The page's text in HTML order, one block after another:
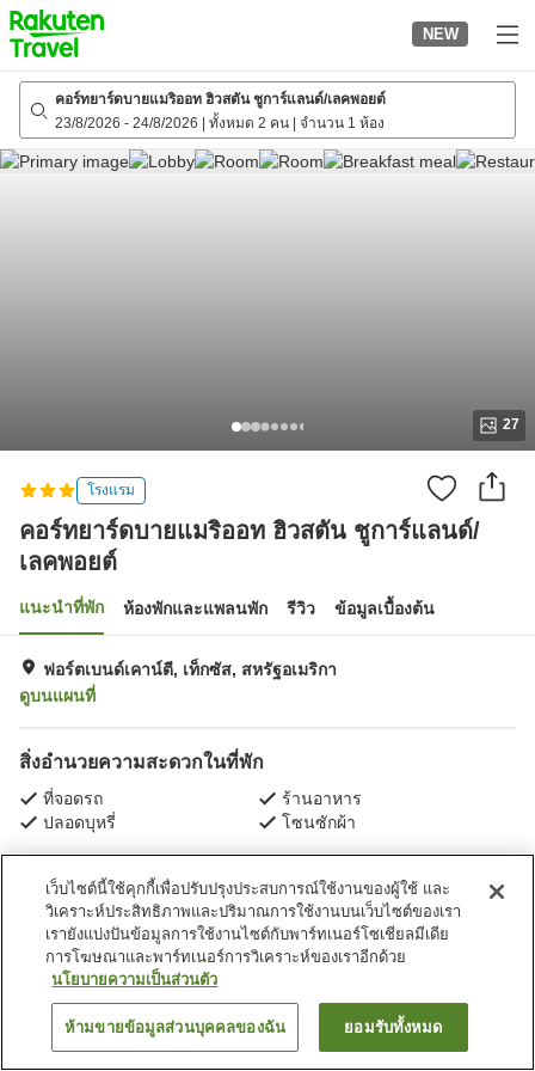
to
top
page
NEW
คอร์ทยาร์ดบายแมริออท ฮิวสตัน ชูการ์แลนด์/เลคพอยต์
23/8/2026 - 24/8/2026 ทั้งหมด 2 คน จำนวน 1 ห้อง
27
โรงแรม
คอร์ทยาร์ดบายแมริออท ฮิวสตัน ชูการ์แลนด์/
เลคพอยต์
แนะนำที่พัก ห้องพักและแพลนพัก รีวิว ข้อมูลเบื้องต้น
ฟอร์ตเบนด์เคาน์ตี, เท็กซัส, สหรัฐอเมริกา
ดูบนแผนที่
สิ่งอำนวยความสะดวกในที่พัก
ที่จอดรถ
ร้านอาหาร
ปลอดบุหรี่
โซนซักผ้า
หน้าแรก สหรัฐอเมริกา เท็กซัส
ฟอร์ตเบนด์เคาน์ตี
คอร์ทยาร์ดบายแมริออท ฮิวสตัน ชูการ์แลนด์/เลคพอยต์
ค้นหาห้องพัก
เว็บไซต์นี้ใช้คุกกี้เพื่อปรับปรุงประสบการณ์ใช้งานของผู้ใช้ และ
วิเคราะห์ประสิทธิภาพและปริมาณการใช้งานบนเว็บไซต์ของเรา
เรายังแบ่งปันข้อมูลการใช้งานไซต์กับพาร์ทเนอร์โซเชียลมีเดีย
การโฆษณาและพาร์ทเนอร์การวิเคราะห์ของเราอีกด้วย
นโยบายความเป็นส่วนตัว
ห้ามขายข้อมูลส่วนบุคคลของฉัน ยอมรับทั้งหมด